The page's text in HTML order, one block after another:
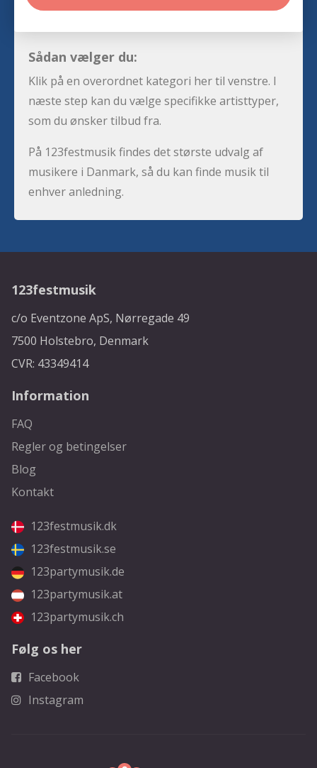
Sådan vælger du:
Klik på en overordnet kategori her til venstre. I
næste step kan du vælge specifikke artisttyper,
som du ønsker tilbud fra.
På 123festmusik findes det største udvalg af
musikere i Danmark, så du kan finde musik til
enhver anledning.
123festmusik
c/o Eventzone ApS, Nørregade 49
7500 Holstebro, Denmark
CVR: 43349414
Information
FAQ
Regler og betingelser
Blog
Kontakt
123festmusik.dk
123festmusik.se
123partymusik.de
123partymusik.at
123partymusik.ch
Følg os her
Facebook
Instagram